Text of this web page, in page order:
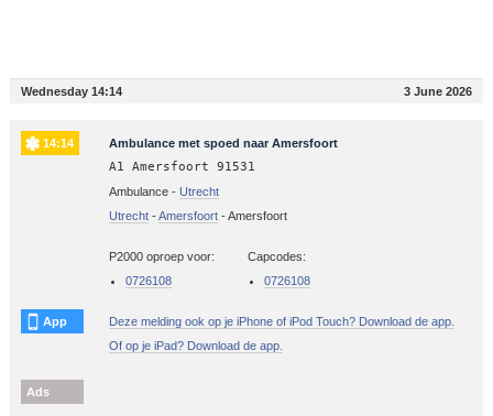
Wednesday 14:14 3 June 2026
14:14 Ambulance met spoed naar Amersfoort
A1 Amersfoort 91531
Ambulance - Utrecht
Utrecht-Amersfoort-Amersfoort
P2000 oproep voor:
0726108
Capcodes:
0726108
App
Deze melding ook op je iPhone of iPod Touch? Download de app.
Of op je iPad? Download de app.
Ads